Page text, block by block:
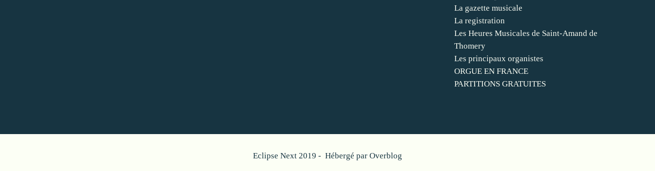
La gazette musicale
La registration
Les Heures Musicales de Saint-Amand de
Thomery
Les principaux organistes
ORGUE EN FRANCE
PARTITIONS GRATUITES
Eclipse Next 2019 - Hébergé par Overblog